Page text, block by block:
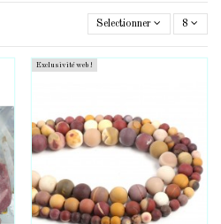
Selectionner 8
Exclusivité web !